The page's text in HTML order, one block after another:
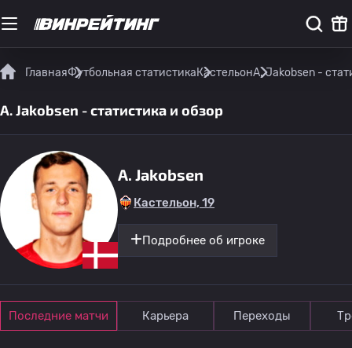
ГлавнаяФутбольная статистикаКастельонA. Jakobsen -
A. Jakobsen - статистика и обзор
A. Jakobsen
Кастельон, 19
Подробнее об игроке
Последние матчи Карьера Переходы